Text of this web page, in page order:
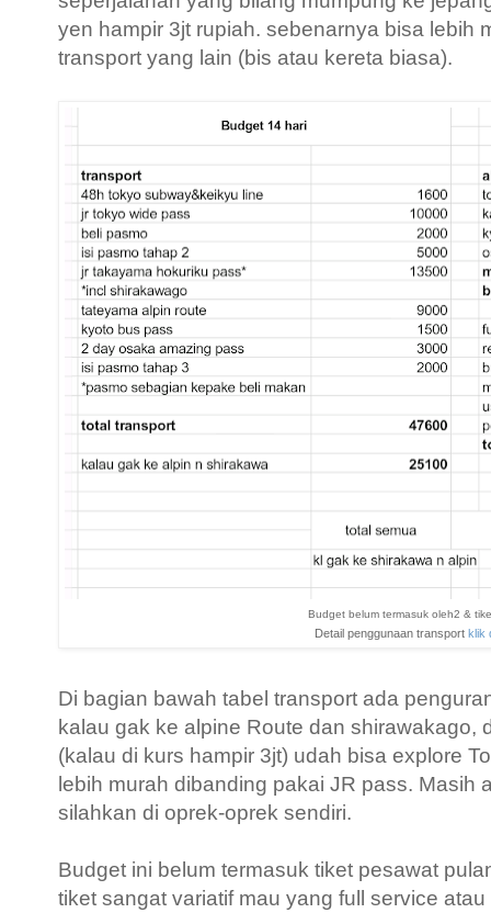
yen hampir 3jt rupiah. sebenarnya bisa lebih
transport yang lain (bis atau kereta biasa).
Budget belum termasuk oleh2 &
Detail penggunaan transportklik
Di bagian bawah tabel transport ada
kalau gak ke alpine Route dan shirawakago,
(kalau di kurs hampir 3jt) udah bisa explore
lebih murah dibanding pakai JR pass. Masih
silahkan di oprek-oprek sendiri.
Budget ini belum termasuk tiket pesawat
tiket sangat variatif mau yang full service